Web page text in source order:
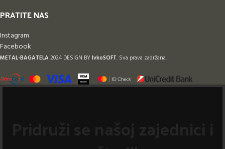
PRATITE NAS
Instagram
Facebook
METAL-BAGATELA 2024 DESIGN BYIvkoSOFT. Sva prava zadržana.